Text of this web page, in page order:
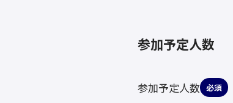
参加予定人数
参加予定人数 必須